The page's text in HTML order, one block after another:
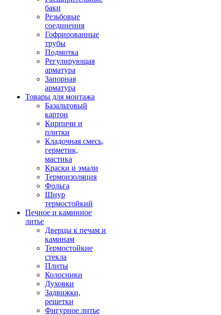
баки
Резьбовые
соединения
Гофрированные
трубы
Подмотка
Регулирующая
арматура
Запорная
арматура
Товары для монтажа
Базальтовый
картон
Кирпичи и
плитки
Кладочная смесь,
герметик,
мастика
Краски и эмали
Термоизоляция
Фольга
Шнур
термостойкий
Печное и каминное
литье
Дверцы к печам и
каминам
Термостойкие
стекла
Плиты
Колосники
Духовки
Задвижки,
решетки
Фигурное литье